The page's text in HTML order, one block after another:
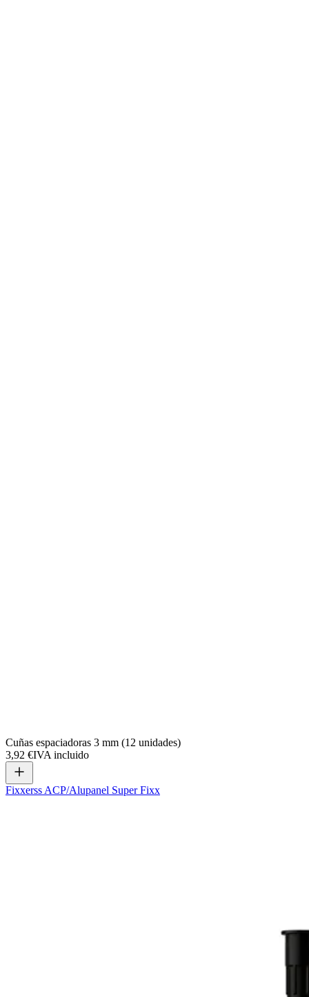
Cuñas espaciadoras 3 mm (12 unidades)
3,92 €IVA incluido
Fixxerss ACP/Alupanel Super Fixx